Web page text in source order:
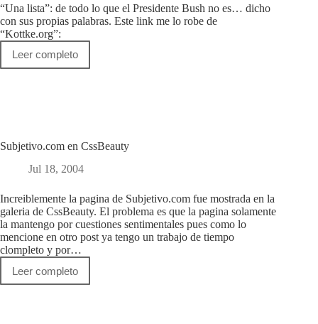
“Una lista”: de todo lo que el Presidente Bush no es… dicho
con sus propias palabras. Este link me lo robe de
“Kottke.org”:
Leer completo
“I’m
not
Subjetivo.com en CssBeauty
Jul 18, 2004
Increiblemente la pagina de Subjetivo.com fue mostrada en la
galeria de CssBeauty. El problema es que la pagina solamente
la mantengo por cuestiones sentimentales pues como lo
mencione en otro post ya tengo un trabajo de tiempo
clompleto y por…
Leer completo
Subjetivo.com
en